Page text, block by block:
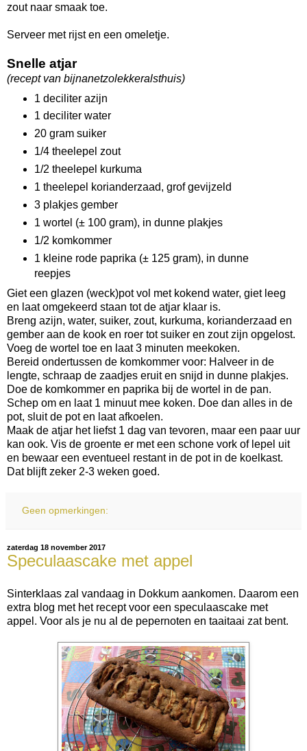
zout naar smaak toe.
Serveer met rijst en een omeletje.
Snelle atjar
(recept van bijnanetzolekkeralsthuis)
1 deciliter azijn
1 deciliter water
20 gram suiker
1/4 theelepel zout
1/2 theelepel kurkuma
1 theelepel korianderzaad, grof gevijzeld
3 plakjes gember
1 wortel (± 100 gram), in dunne plakjes
1/2 komkommer
1 kleine rode paprika (± 125 gram), in dunne
reepjes
Giet een glazen (weck)pot vol met kokend water, giet leeg
en laat omgekeerd staan tot de atjar klaar is.
Breng azijn, water, suiker, zout, kurkuma, korianderzaad en
gember aan de kook en roer tot suiker en zout zijn opgelost.
Voeg de wortel toe en laat 3 minuten meekoken.
Bereid ondertussen de komkommer voor: Halveer in de
lengte, schraap de zaadjes eruit en snijd in dunne plakjes.
Doe de komkommer en paprika bij de wortel in de pan.
Schep om en laat 1 minuut mee koken. Doe dan alles in de
pot, sluit de pot en laat afkoelen.
Maak de atjar het liefst 1 dag van tevoren, maar een paar uur
kan ook. Vis de groente er met een schone vork of lepel uit
en bewaar een eventueel restant in de pot in de koelkast.
Dat blijft zeker 2-3 weken goed.
Geen opmerkingen:
zaterdag 18 november 2017
Speculaascake met appel
Sinterklaas zal vandaag in Dokkum aankomen. Daarom een
extra blog met het recept voor een speculaascake met
appel. Voor als je nu al de pepernoten en taaitaai zat bent.